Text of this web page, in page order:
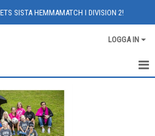
SISTA HEMMAMATCH I DIVISION 2!
LOGGA IN